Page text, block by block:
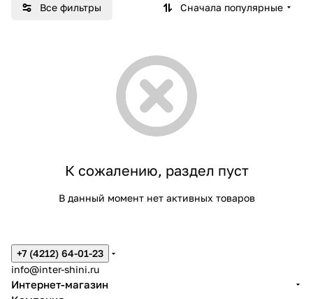
Все фильтры Сначала популярные
К сожалению, раздел пуст
В данный момент нет активных товаров
+7 (4212) 64-01-23
info@inter-shini.ru
Интернет-магазин